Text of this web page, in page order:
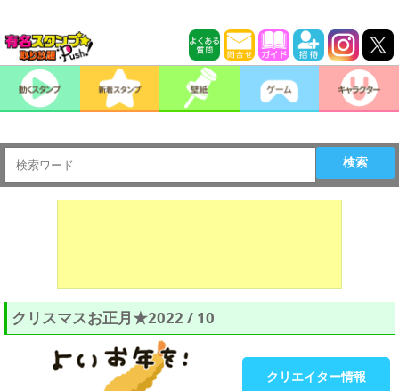
検索
クリスマスお正月★2022 / 10
クリエイター情報